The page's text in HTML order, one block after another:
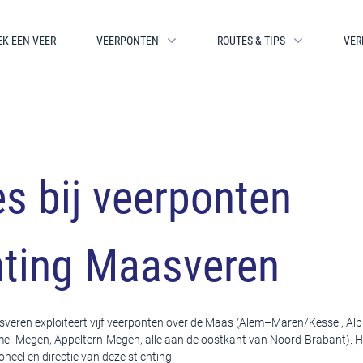
EEN VEER VEERPONTEN ROUTES & TIPS
bij veerponten
Maasveren
exploiteert vijf veerponten over de Maas (Alem–Maren/Kessel,
Megen, Appeltern-Megen, alle aan de oostkant van Noord-Brabant).
en directie van deze stichting.